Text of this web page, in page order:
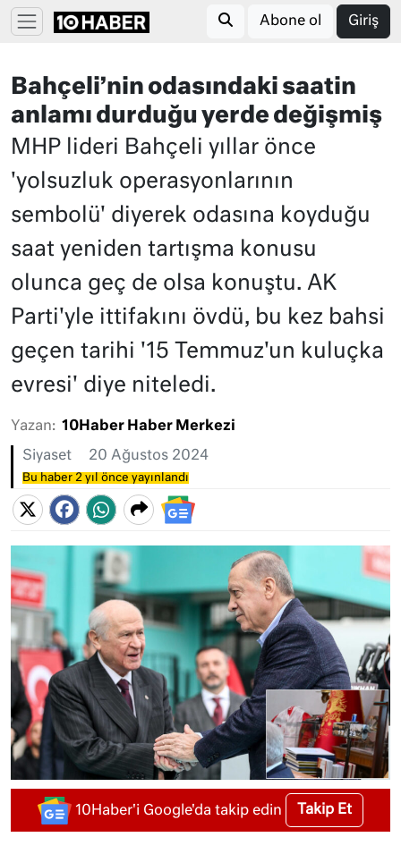
Abone ol Giriş
Bahçeli’nin odasındaki saatin
anlamı durduğu yerde değişmiş
MHP lideri Bahçeli yıllar önce
'yolsuzluk operasyonlarının
sembolü' diyerek odasına koyduğu
saat yeniden tartışma konusu
olunca geç de olsa konuştu. AK
Parti'yle ittifakını övdü, bu kez bahsi
geçen tarihi '15 Temmuz'un kuluçka
evresi' diye niteledi.
Yazan: 10Haber Haber Merkezi
Siyaset 20 Ağustos 2024
Bu haber 2 yıl önce yayınlandı
10Haber'i Google'da takip edin Takip Et